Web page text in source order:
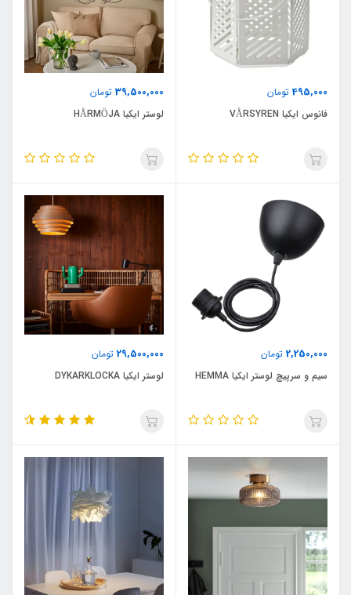
495,000تومان
فانوس ایکیا VÅRSYREN
39,500,000 تومان
لوستر ایکیا HÅRMÖJA
2,250,000 تومان
سیم و سرپیچ لوستر ایکیا HEMMA
29,500,000 تومان
لوستر ایکیا DYKARKLOCKA